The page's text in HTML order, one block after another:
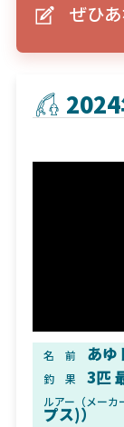
ぜひ
名 前 あゆ
釣 果 3匹
ルアー（メーカ
プス)）